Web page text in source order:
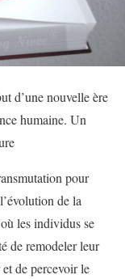
d’une nouvelle ère
humaine. Un
pour
de la
les individus se
de remodeler leur
de percevoir le